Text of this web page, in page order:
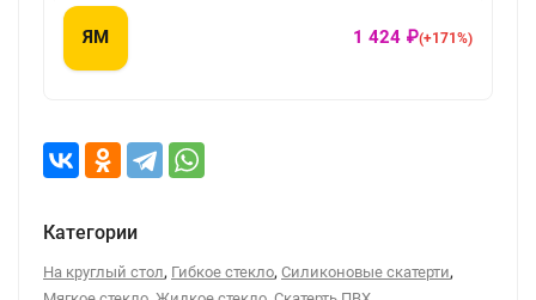
ЯМ 1 424 ₽(+171%)
Категории
На круглый стол, Гибкое стекло, Силиконовые скатерти,